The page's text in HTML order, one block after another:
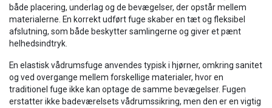
både placering, underlag og de bevægelser, der opstår mellem
materialerne. En korrekt udført fuge skaber en tæt og fleksibel
afslutning, som både beskytter samlingerne og giver et pænt
helhedsindtryk.
En elastisk vådrumsfuge anvendes typisk i hjørner, omkring sanitet
og ved overgange mellem forskellige materialer, hvor en
traditionel fuge ikke kan optage de samme bevægelser. Fugen
erstatter ikke badeværelsets vådrumssikring, men den er en vigtig